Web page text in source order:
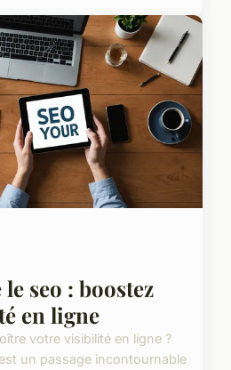
seo : boostez
en ligne
votre visibilité en ligne ?
un passage incontournable